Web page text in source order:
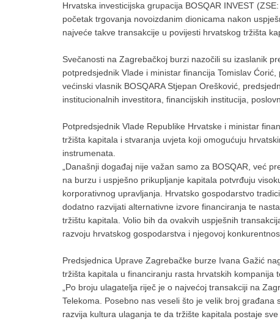
Hrvatska investicijska grupacija BOSQAR INVEST
početak trgovanja novoizdanim dionicama nakon
najveće takve transakcije u povijesti hrvatskog tržišta
Svečanosti na Zagrebačkoj burzi nazočili su izaslanik
potpredsjednik Vlade i ministar financija Tomislav
većinski vlasnik BOSQARA Stjepan Orešković,
institucionalnih investitora, financijskih institucija,
Potpredsjednik Vlade Republike Hrvatske i ministar
tržišta kapitala i stvaranja uvjeta koji omogućuju
instrumenata.
„Današnji događaj nije važan samo za BOSQAR, već
na burzu i uspješno prikupljanje kapitala potvrđuju
korporativnog upravljanja. Hrvatsko gospodarstvo
dodatno razvijati alternativne izvore financiranja te
tržištu kapitala. Volio bih da ovakvih uspješnih
razvoju hrvatskog gospodarstva i njegovoj
Predsjednica Uprave Zagrebačke burze Ivana Gažić
tržišta kapitala u financiranju rasta hrvatskih kompanija
„Po broju ulagatelja riječ je o najvećoj transakciji na
Telekoma. Posebno nas veseli što je velik broj
razvija kultura ulaganja te da tržište kapitala postaje